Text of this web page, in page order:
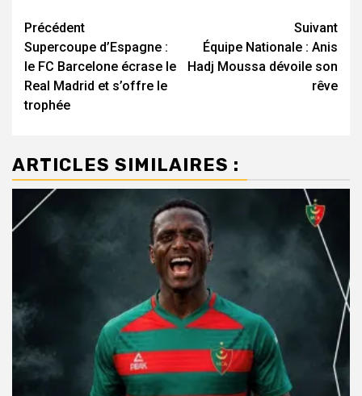
Navigation
d’article
Précédent
Supercoupe d’Espagne :
le FC Barcelone écrase le
Real Madrid et s’offre le
trophée
Suivant
Équipe Nationale : Anis
Hadj Moussa dévoile son
rêve
ARTICLES SIMILAIRES :